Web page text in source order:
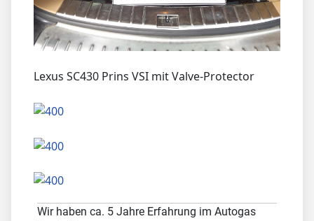
Lexus SC430 Prins VSI mit Valve-Protector
Wir haben ca. 5 Jahre Erfahrung im Autogas